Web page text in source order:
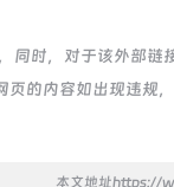
同时，对于该外部链
的内容如出现违规
本文地址https://